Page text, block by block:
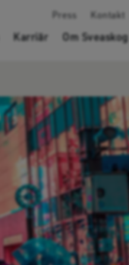
Press Kontakt
Karriär Om Sveaskog